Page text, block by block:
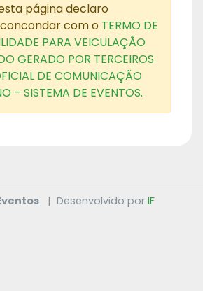
página declaro
com o TERMO DE
PARA VEICULAÇÃO
GERADO POR TERCEIROS
DE COMUNICAÇÃO
– SISTEMA DE EVENTOS.
| Desenvolvido por IF